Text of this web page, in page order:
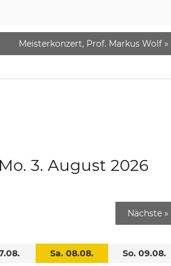
Meisterkonzert, Prof. Markus Wolf »
3. August 2026
Nächste »
Sa. 08.08.
So. 09.08.